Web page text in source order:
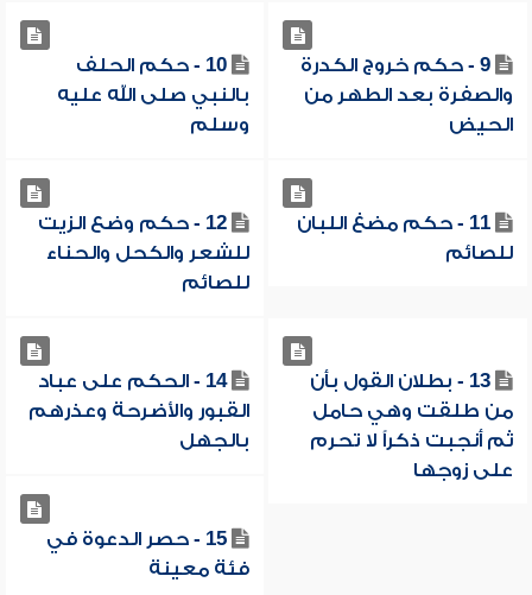
9 - حكم خروج الكدرة
والصفرة بعد الطهر من
الحيض
10 - حكم الحلف
بالنبي صلى الله عليه
وسلم
11 - حكم مضغ اللبان
للصائم
12 - حكم وضع الزيت
للشعر والكحل والحناء
للصائم
13 - بطلان القول بأن
من طلقت وهي حامل
ثم أنجبت ذكراً لا تحرم
على زوجها
14 - الحكم على عباد
القبور والأضرحة وعذرهم
بالجهل
15 - حصر الدعوة في
فئة معينة